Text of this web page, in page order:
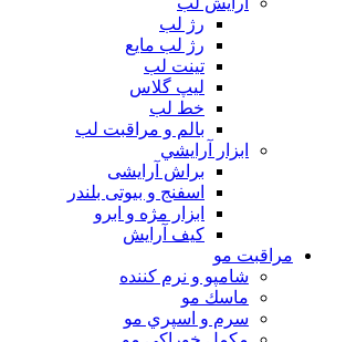
رژ لب
رژ لب مایع
تینت لب
لیپ گلاس
خط لب
بالم و مراقبت لب
ابزار آرايشي
براش آرایشی
اسفنج و بیوتی بلندر
ابزار مژه و ابرو
کیف آرایش
مراقبت مو
شامپو و نرم كننده
ماسك مو
سرم و اسپري مو